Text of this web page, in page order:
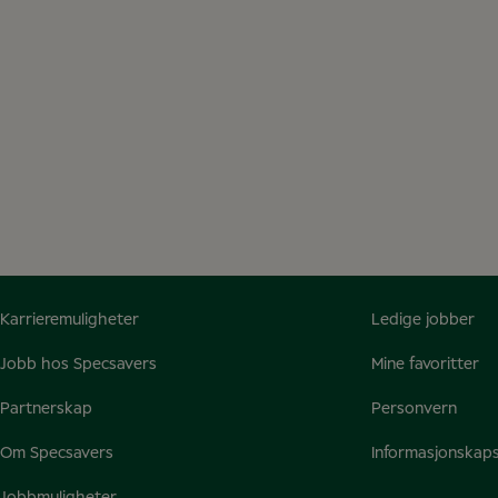
Karrieremuligheter
Jobb hos Specsavers
Partnerskap
Om Specsavers
Ledige jobber
Mine favoritter
Personvern